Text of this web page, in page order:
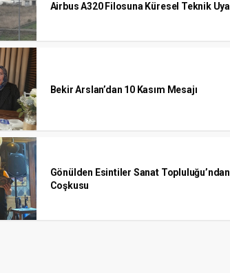
Airbus A320 Filosuna Küresel Teknik
Bekir Arslan’dan 10 Kasım Mesajı
Gönülden Esintiler Sanat Topluluğu’ndan
Coşkusu